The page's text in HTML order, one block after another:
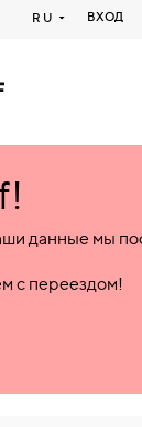
RU ВХОД
данные мы
с переездом!